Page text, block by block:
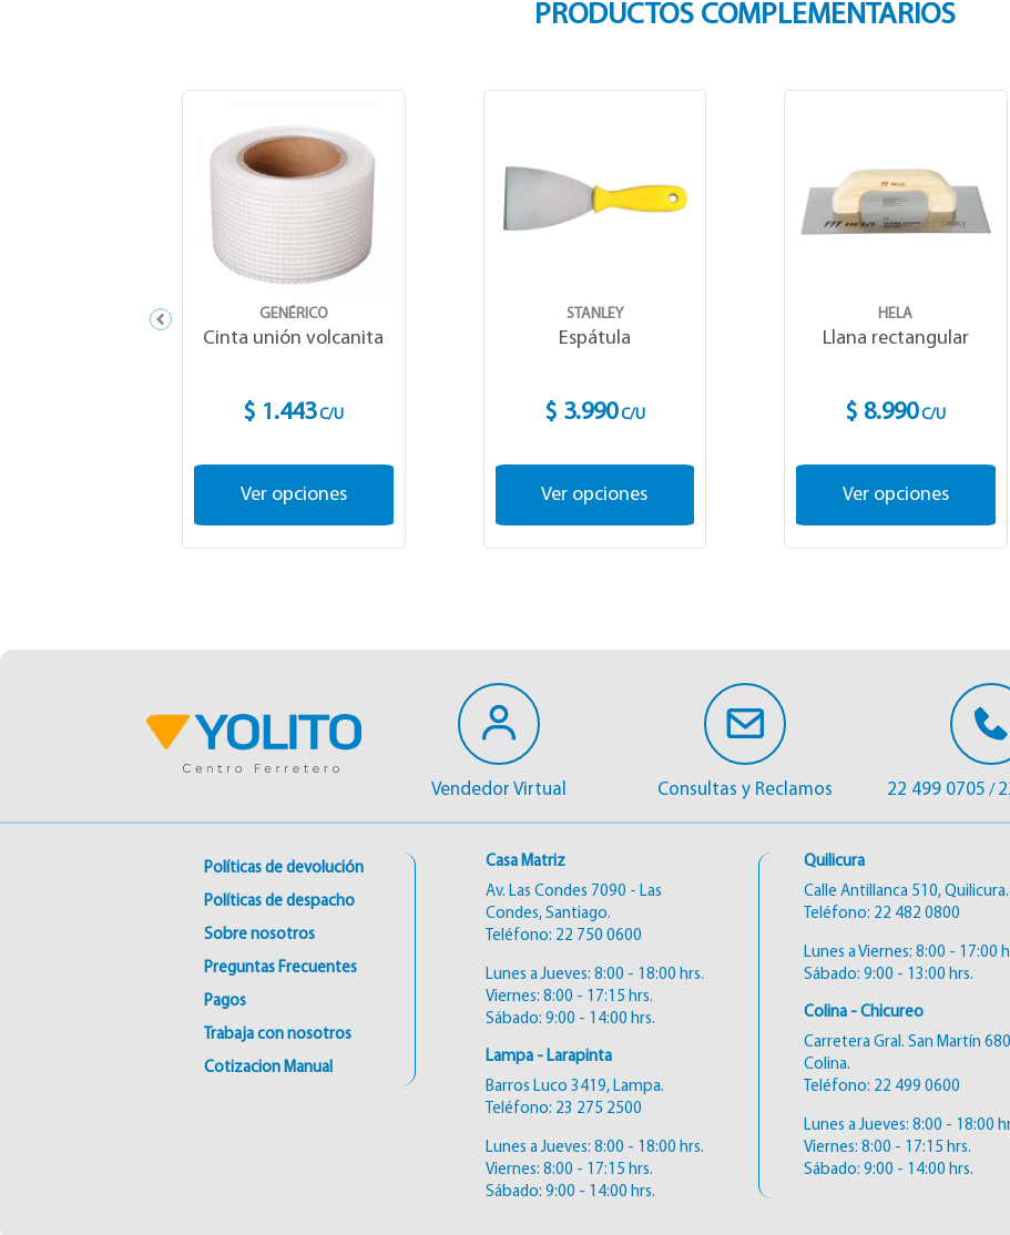
PRODUCTOS COMPLEMENTARIOS
GENÉRICO
Cinta unión volcanita
$ 1.443 C/U
Ver opciones
STANLEY
Espátula
$ 3.990 C/U
Ver opciones
HELA
Llana rectangular
$ 8.990 C/U
Ver opciones
Vendedor Virtual Consultas y Reclamos 22 499 0705 /
Políticas de devolución
Políticas de despacho
Sobre nosotros
Preguntas Frecuentes
Pagos
Trabaja con nosotros
Cotizacion Manual
Casa Matriz
Av. Las Condes 7090 - Las
Condes, Santiago.
Teléfono: 22 750 0600
Lunes a Jueves: 8:00 - 18:00 hrs.
Viernes: 8:00 - 17:15 hrs.
Sábado: 9:00 - 14:00 hrs.
Lampa - Larapinta
Barros Luco 3419, Lampa.
Teléfono: 23 275 2500
Lunes a Jueves: 8:00 - 18:00 hrs.
Viernes: 8:00 - 17:15 hrs.
Sábado: 9:00 - 14:00 hrs.
Quilicura
Calle Antillanca 510, Quilicura.
Teléfono: 22 482 0800
Lunes a Viernes: 8:00 - 17:00
Sábado: 9:00 - 13:00 hrs.
Colina - Chicureo
Carretera Gral. San Martín
Colina.
Teléfono: 22 499 0600
Lunes a Jueves: 8:00 - 18:00
Viernes: 8:00 - 17:15 hrs.
Sábado: 9:00 - 14:00 hrs.